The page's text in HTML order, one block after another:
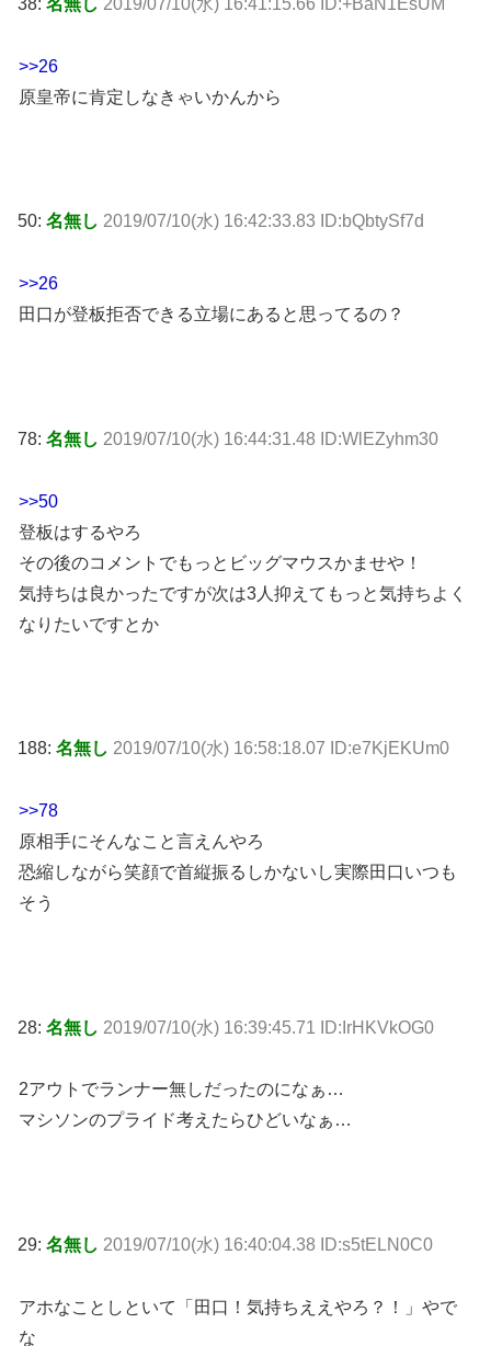
38: 名無し 2019/07/10(水) 16:41:15.66 ID:+BaN1EsUM
>>26
原皇帝に肯定しなきゃいかんから
50: 名無し 2019/07/10(水) 16:42:33.83 ID:bQbtySf7d
>>26
田口が登板拒否できる立場にあると思ってるの？
78: 名無し 2019/07/10(水) 16:44:31.48 ID:WlEZyhm30
>>50
登板はするやろ
その後のコメントでもっとビッグマウスかませや！
気持ちは良かったですが次は3人抑えてもっと気持ちよく
なりたいですとか
188: 名無し 2019/07/10(水) 16:58:18.07 ID:e7KjEKUm0
>>78
原相手にそんなこと言えんやろ
恐縮しながら笑顔で首縦振るしかないし実際田口いつも
そう
28: 名無し 2019/07/10(水) 16:39:45.71 ID:IrHKVkOG0
2アウトでランナー無しだったのになぁ…
マシソンのプライド考えたらひどいなぁ…
29: 名無し 2019/07/10(水) 16:40:04.38 ID:s5tELN0C0
アホなことしといて「田口！気持ちええやろ？！」やで
な